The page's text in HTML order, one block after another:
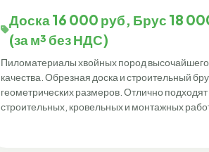
Доска 16 000 руб, Брус 18
(за м³ без НДС)
Пиломатериалы хвойных пород высочайшего
качества. Обрезная доска и строительный
геометрических размеров. Отлично
строительных, кровельных и монтажных